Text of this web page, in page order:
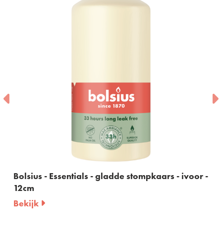
Bolsius - Essentials - gladde stompkaars - ivoor -
12cm
Bekijk